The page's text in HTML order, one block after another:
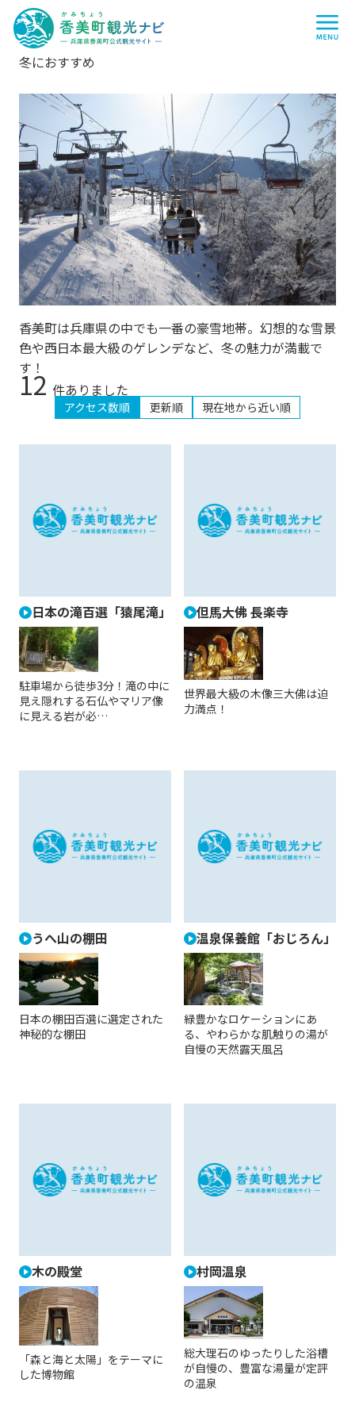
香
美
町
ナ
ビ
-
兵
庫
県
香
美
町
公
式
観
光
サ
イ
ト
-
冬におすすめ
香美町は兵庫県の中でも一番の豪雪地帯。幻想的な雪景
色や西日本最大級のゲレンデなど、冬の魅力が満載で
す！
12 件ありました
アクセス数順 更新順 現在地から近い順
日本の滝百選「猿尾滝」
駐車場から徒歩3分！滝の中に
見え隠れする石仏やマリア像
に見える岩が必…
但馬大佛 長楽寺
世界最大級の木像三大佛は迫
力満点！
うへ山の棚田
日本の棚田百選に選定された
神秘的な棚田
温泉保養館「おじろん」
緑豊かなロケーションにあ
る、やわらかな肌触りの湯が
自慢の天然露天風呂
木の殿堂
「森と海と太陽」をテーマに
した博物館
村岡温泉
総大理石のゆったりした浴槽
が自慢の、豊富な湯量が定評
の温泉